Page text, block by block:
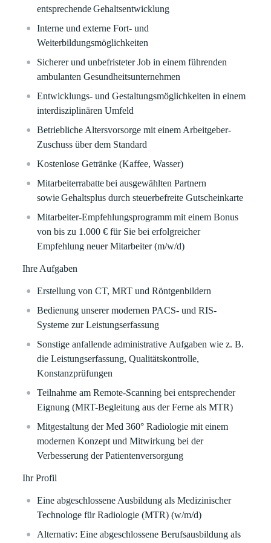
entsprechendeGehaltsentwicklung
Interne und externe Fort- und
Weiterbildungsmöglichkeiten
Sichererundunbefristeter Jobin einem führenden
ambulanten Gesundheitsunternehmen
Entwicklungs- und Gestaltungsmöglichkeiten in einem
interdisziplinären Umfeld
Betriebliche Altersvorsorge mit einem Arbeitgeber-
Zuschuss über dem Standard
Kostenlose Getränke (Kaffee, Wasser)
Mitarbeiterrabattebei ausgewählten Partnern
sowieGehaltsplus durch steuerbefreite Gutscheinkarte
Mitarbeiter-Empfehlungsprogrammmit einem Bonus
von bis zu 1.000 € für Sie bei erfolgreicher
Empfehlung neuer Mitarbeiter (m/w/d)
Ihre Aufgaben
Erstellung von CT, MRT und Röntgenbildern
Bedienung unserer modernen PACS- und RIS-
Systeme zur Leistungserfassung
Sonstige anfallende administrative Aufgaben wie z. B.
die Leistungserfassung, Qualitätskontrolle,
Konstanzprüfungen
Teilnahme am Remote-Scanning bei entsprechender
Eignung (MRT-Begleitung aus der Ferne als MTR)
Mitgestaltung der Med 360° Radiologie mit einem
modernen Konzept und Mitwirkung bei der
Verbesserung der Patientenversorgung
Ihr Profil
Eine abgeschlossene Ausbildung als Medizinischer
Technologe für Radiologie (MTR) (w/m/d)
Alternativ: Eine abgeschlossene Berufsausbildung als